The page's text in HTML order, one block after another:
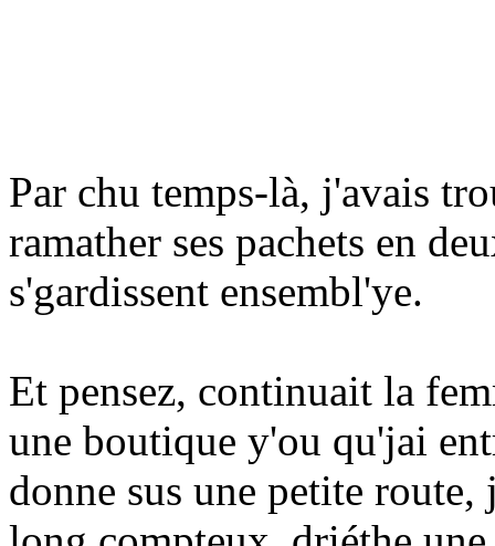
Par chu temps-là, j'avais
ramather ses pachets en
s'gardissent ensembl'ye.
Et pensez, continuait la
une boutique y'ou qu'jai
donne sus une petite